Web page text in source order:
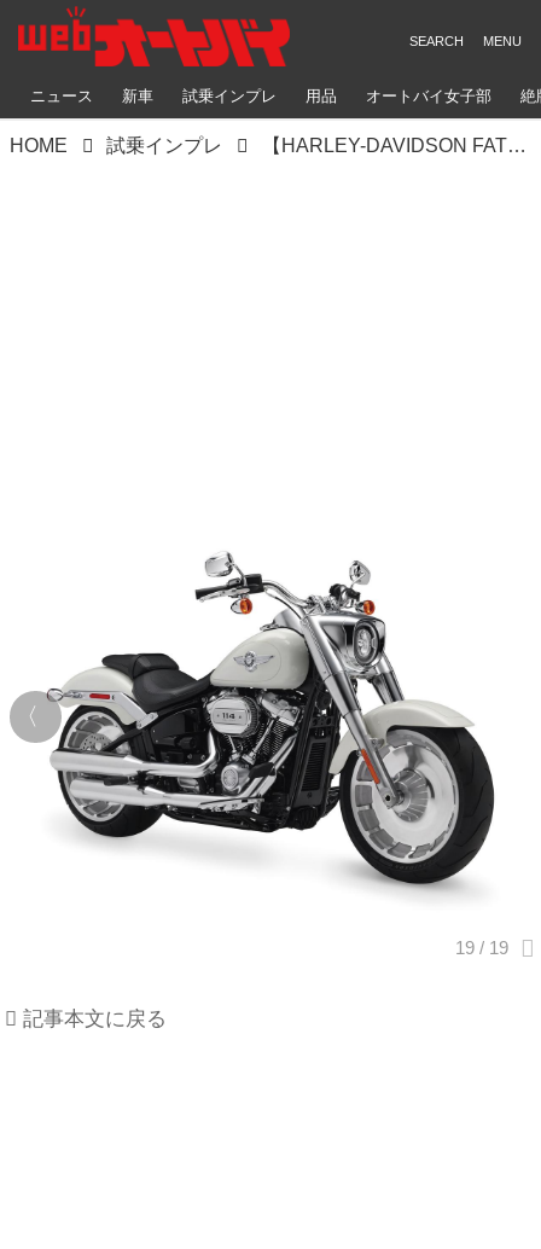
ニュース 新車 試乗インプレ 用品 オートバイ女子部 絶
HOME 試乗インプレ 【HARLEY-DAVIDSON FAT BOY】1868㏄搭載車はH-D創業115周年記念車からも2タイプ選べる！【試乗インプレ】(2017年)
記事本文に戻る